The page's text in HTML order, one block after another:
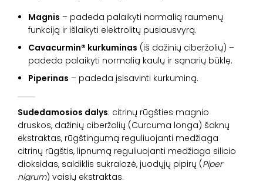
Magnis – padeda palaikyti normalią raumenų
funkciją ir išlaikyti elektrolitų pusiausvyrą.
Cavacurmin® kurkuminas (iš dažinių ciberžolių) –
padeda palaikyti normalią kaulų ir sąnarių būklę.
Piperinas – padeda įsisavinti kurkuminą.
Sudedamosios dalys: citrinų rūgšties magnio
druskos, dažinių ciberžolių (Curcuma longa) šaknų
ekstraktas, rūgštingumą reguliuojanti medžiaga
citrinų rūgštis, lipnumą reguliuojanti medžiaga silicio
dioksidas, saldiklis sukralozė, juodųjų pipirų (Piper
nigrum) vaisių ekstraktas.